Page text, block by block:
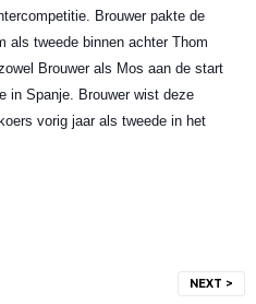
Brouwer pakte de
als tweede binnen achter Thom
Brouwer als Mos aan de start
in Spanje. Brouwer wist deze
vorig jaar als tweede in het
NEXT >